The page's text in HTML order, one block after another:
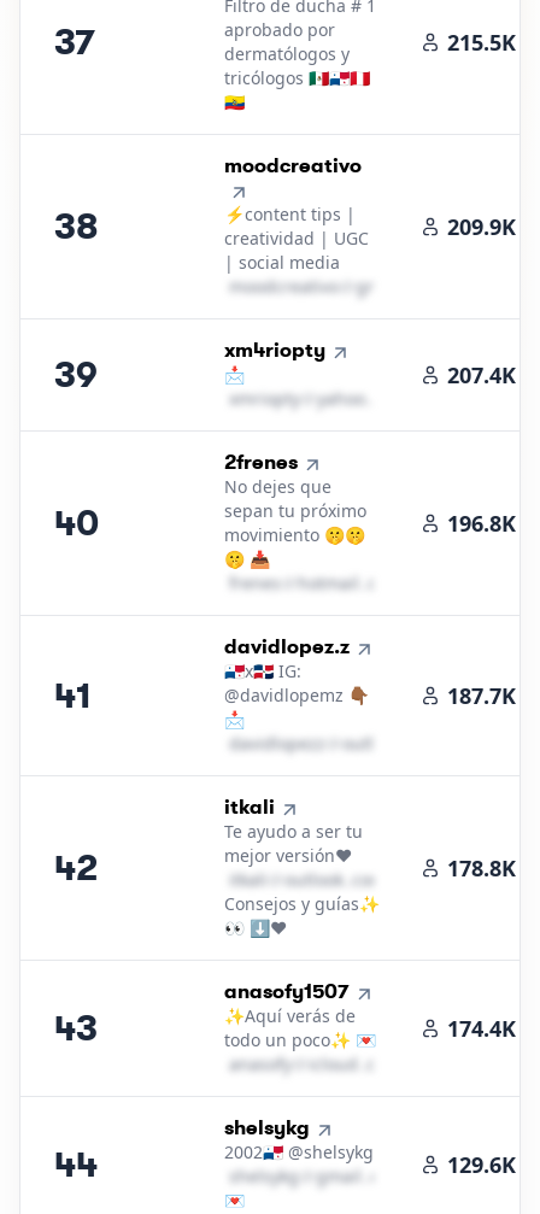
37
Filtro de ducha # 1
aprobado por
dermatólogos y
tricólogos 🇲🇽🇵🇦🇵🇪
🇪🇨
215.5K
38
38.
moodcreativo
⚡️content tips |
creatividad | UGC
| social media
m​o​o​d​c​r​e​a​t​i​v​o​＠ gmail․cοm
209.9K
39
39.
xm4riopty
📩
x​m​r​i​o​p​t​y​
yahoo․cοm
207.4K
40
40.
2frenes
No dejes que
sepan tu próximo
movimiento 🤫🤫
🤫 📥
f​r​e​n​e​s​
hotmail․cοm
196.8K
41
41.
davidlopez.z
🇵🇦x🇩🇴 IG:
@davidlopemz 👇🏾
📩
d​a​v​i​d​l​o​p​e​z​z​
outlook․cοm
187.7K
42
42.
itkali
Te ayudo a ser tu
mejor versión❤️
i​t​k​a​l​i​
outlook․cοm
Consejos y guías✨
👀 ⬇️♥️
178.8K
43
43.
anasofy1507
✨Aquí verás de
todo un poco✨ 💌
a​n​a​s​o​f​y​＠ icloud․cοm
174.4K
44
44.
shelsykg
2002🇵🇦 @shelsykg
s​h​e​l​s​y​k​g​
gmail․cοm
💌
129.6K